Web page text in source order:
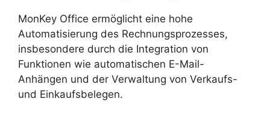
MonKey Office ermöglicht eine hohe
Automatisierung des Rechnungsprozesses,
insbesondere durch die Integration von
Funktionen wie automatischen E-Mail-
Anhängen und der Verwaltung von Verkaufs-
und Einkaufsbelegen.